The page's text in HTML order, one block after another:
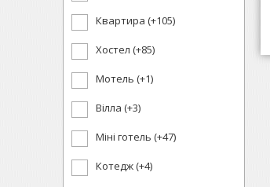
Квартира (+105)
Хостел (+85)
Мотель (+1)
Вілла (+3)
Міні готель (+47)
Котедж (+4)